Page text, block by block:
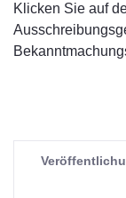
Klicken Sie auf